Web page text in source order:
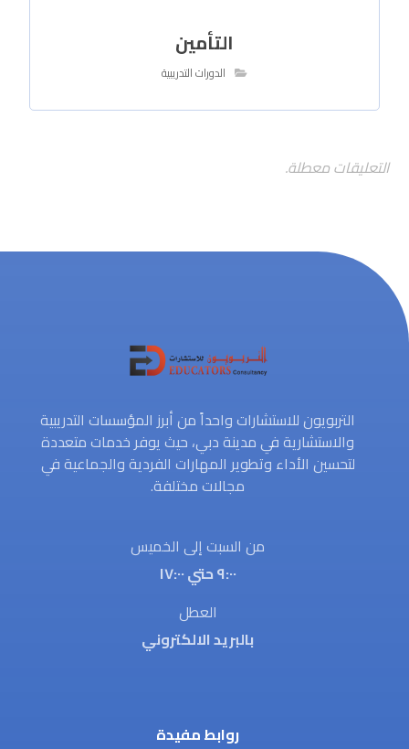
التأمين
الدورات التدريبية
التعليقات معطلة.
التربويون للاستشارات واحداً من أبرز المؤسسات التدريبية
والاستشارية في مدينة دبي، حيث يوفر خدمات متعددة
لتحسين الأداء وتطوير المهارات الفردية والجماعية في
مجالات مختلفة.
من السبت إلى الخميس
٩:٠٠ حتي ١٧:٠٠
العطل
بالبريد الالكتروني
روابط مفيدة